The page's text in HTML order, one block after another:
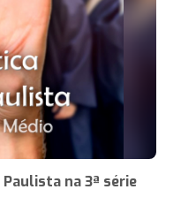
na 3ª série